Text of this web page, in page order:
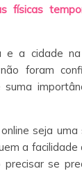
físicas
e a cidade
foram
suma
seja uma
a
precisar se